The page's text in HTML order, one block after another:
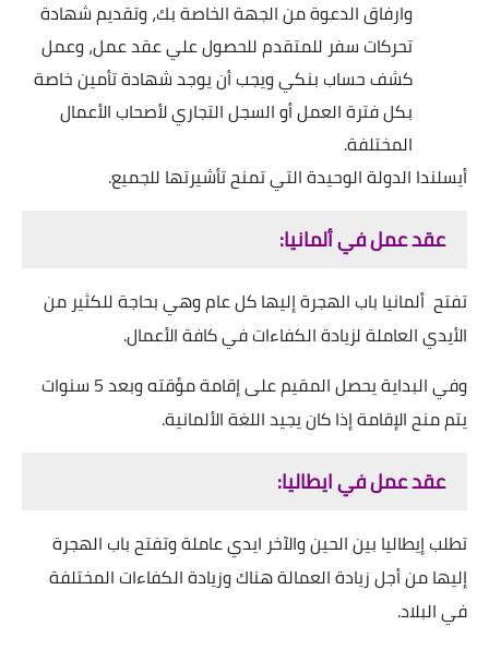
وارفاق الدعوة من الجهة الخاصة بك، وتقديم شهادة
تحركات سفر للمتقدم للحصول علي عقد عمل، وعمل
كشف حساب بنكي ويجب أن يوجد شهادة تأمين خاصة
بكل فترة العمل أو السجل التجاري لأصحاب الأعمال
المختلفة.
أيسلندا الدولة الوحيدة التي تمنح تأشيرتها للجميع.
عقد عمل في ألمانيا:
تفتح ألمانيا باب الهجرة إليها كل عام وهي بحاجة للكثير من
الأيدي العاملة لزيادة الكفاءات في كافة الأعمال.
وفي البداية يحصل المقيم على إقامة مؤقته وبعد 5 سنوات
يتم منح الإقامة إذا كان يجيد اللغة الألمانية.
عقد عمل في ايطاليا:
تطلب إيطاليا بين الحين والآخر ايدي عاملة وتفتح باب الهجرة
إليها من أجل زيادة العمالة هناك وزيادة الكفاءات المختلفة
في البلاد.